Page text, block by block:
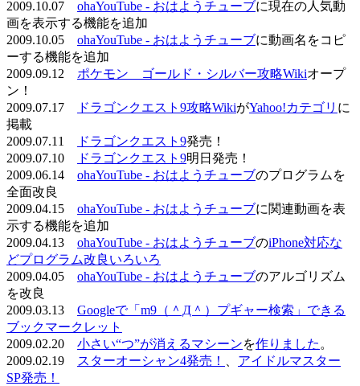
2009.10.07 ohaYouTube - おはようチューブに現在の人気動
画を表示する機能を追加
2009.10.05 ohaYouTube - おはようチューブに動画名をコピ
ーする機能を追加
2009.09.12 ポケモン ゴールド・シルバー攻略Wikiオープ
ン！
2009.07.17
ドラゴンクエスト9攻略WikiがYahoo!カテゴリ に
掲載
2009.07.11
ドラゴンクエスト9発売！
2009.07.10
ドラゴンクエスト9明日発売！
2009.06.14 ohaYouTube - おはようチューブのプログラムを
全面改良
2009.04.15 ohaYouTube - おはようチューブに関連動画を表
示する機能を追加
2009.04.13 ohaYouTube - おはようチューブのiPhone対応な
どプログラム改良いろいろ
2009.04.05 ohaYouTube - おはようチューブのアルゴリズム
を改良
2009.03.13 Googleで「m9（＾Д＾）プギャー検索」できる
ブックマークレット
2009.02.20 小さい“つ”が消えるマシーンを作りました 。
2009.02.19
スターオーシャン4発売！
アイドルマスター
SP発売！